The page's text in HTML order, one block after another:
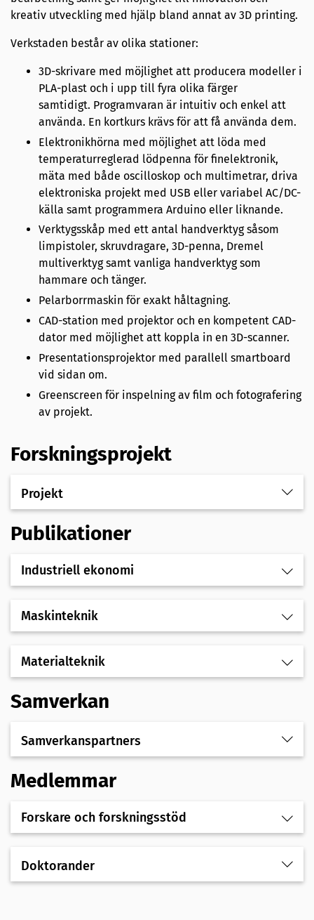
kreativ utveckling med hjälp bland annat av 3D printing.
Verkstaden består av olika stationer:
3D-skrivare med möjlighet att producera modeller i
PLA-plast och i upp till fyra olika färger
samtidigt. Programvaran är intuitiv och enkel att
använda. En kortkurs krävs för att få använda dem.
Elektronikhörna med möjlighet att löda med
temperaturreglerad lödpenna för finelektronik,
mäta med både oscilloskop och multimetrar, driva
elektroniska projekt med USB eller variabel AC/DC-
källa samt programmera Arduino eller liknande.
Verktygsskåp med ett antal handverktyg såsom
limpistoler, skruvdragare, 3D-penna, Dremel
multiverktyg samt vanliga handverktyg som
hammare och tänger.
Pelarborrmaskin för exakt håltagning.
CAD-station med projektor och en kompetent CAD-
dator med möjlighet att koppla in en 3D-scanner.
Presentationsprojektor med parallell smartboard
vid sidan om.
Greenscreen för inspelning av film och fotografering
av projekt.
Forskningsprojekt
Projekt
Publikationer
Industriell ekonomi
Maskinteknik
Materialteknik
Samverkan
Samverkanspartners
Medlemmar
Forskare och forskningsstöd
Doktorander